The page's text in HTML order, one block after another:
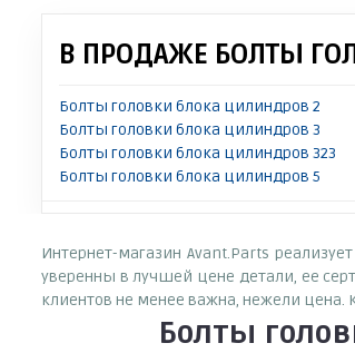
В ПРОДАЖЕ БОЛТЫ
Болты головки блока цилиндров 2
Болты головки блока цилиндров 3
Болты головки блока цилиндров 323
Болты головки блока цилиндров 5
Интернет-магазин Avant.Parts
уверенны в лучшей цене детали, ее
клиентов не менее важна, нежели
Болты